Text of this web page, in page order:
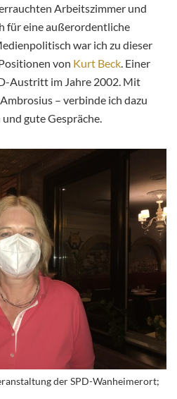
Arbeitszimmer und
für eine außerordentliche
war ich zu dieser
von Kurt Beck . Einer
Austritt im Jahre 2002. Mit
– verbinde ich dazu
gute Gespräche.
der SPD-Wanheimerort;